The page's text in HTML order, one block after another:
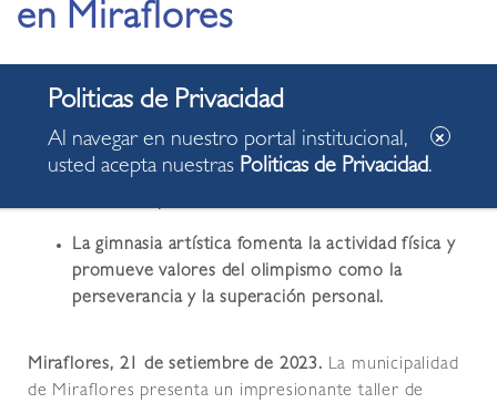
en Miraflores
21.09.2023
El municipio reafirma su compromiso de
proporcionar oportunidades enriquecedoras y
La gimnasia artística fomenta la actividad física y
promueve valores del olimpismo como la
perseverancia y la superación personal.
Miraflores, 21 de setiembre de 2023. La municipalidad
de Miraflores presenta un impresionante taller de
Al navegar en nuestro portal institucional,
usted acepta nuestras Politicas de Privacidad.